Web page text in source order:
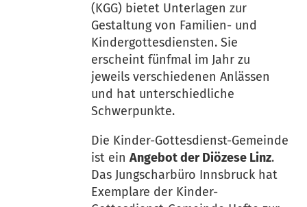
(KGG) bietet Unterlagen zur
Gestaltung von Familien- und
Kindergottesdiensten. Sie
erscheint fünfmal im Jahr zu
jeweils verschiedenen Anlässen
und hat unterschiedliche
Schwerpunkte.
Die Kinder-Gottesdienst-Gemeinde
ist einAngebot der Diözese Linz.
Das Jungscharbüro Innsbruck hat
Exemplare der Kinder-